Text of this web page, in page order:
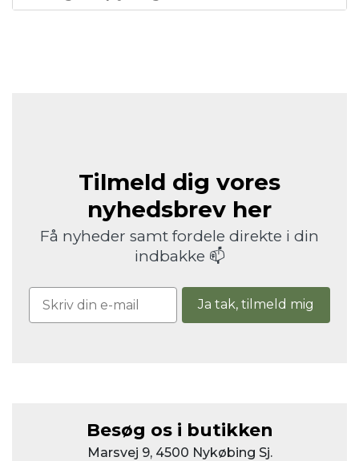
Tilmeld dig vores
nyhedsbrev her
Få nyheder samt fordele direkte i din
indbakke 📫
Ja tak, tilmeld mig
Besøg os i butikken
Marsvej 9, 4500 Nykøbing Sj.